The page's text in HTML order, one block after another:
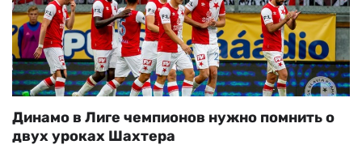
Динамо в Лиге чемпионов нужно помнить о
двух уроках Шахтера